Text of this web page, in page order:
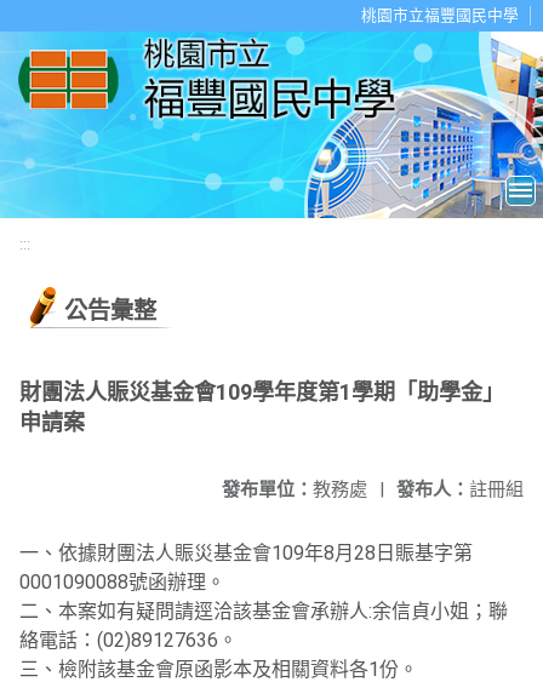
桃園市立福豐國民中學
:::
公告彙整
財團法人賑災基金會109學年度第1學期「助學金」
申請案
發布人： 註冊組
發布單位： 教務處 |
一、依據財團法人賑災基金會109年8月28日賑基字第
0001090088號函辦理。
二、本案如有疑問請逕洽該基金會承辦人:余信貞小姐；聯
絡電話：(02)89127636。
三、檢附該基金會原函影本及相關資料各1份。